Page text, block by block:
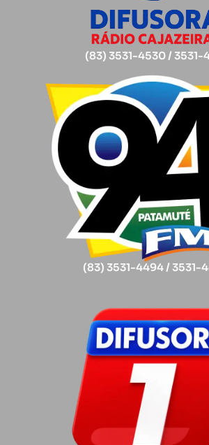
(83) 3531-4530 / 3531-
(83) 3531-4494 / 3531-